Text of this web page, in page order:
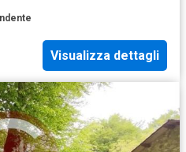
Visualizza dettagli